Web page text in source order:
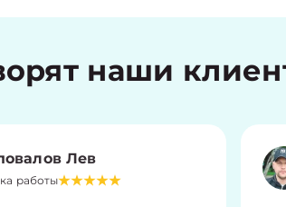
наши
Лев
работы